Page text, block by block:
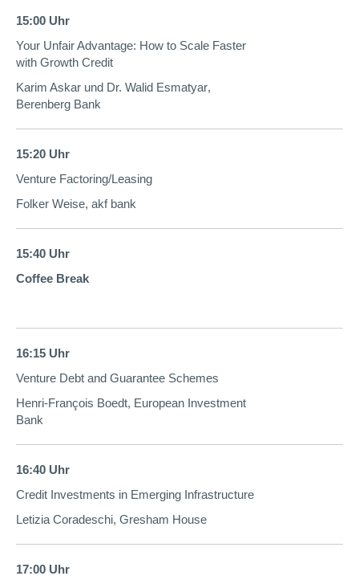
15:00 Uhr
Your Unfair Advantage: How to Scale Faster
with Growth Credit
Karim Askar und Dr. Walid Esmatyar,
Berenberg Bank
15:20 Uhr
Venture Factoring/Leasing
Folker Weise, akf bank
15:40 Uhr
Coffee Break
16:15 Uhr
Venture Debt and Guarantee Schemes
Henri-François Boedt, European Investment
Bank
16:40 Uhr
Credit Investments in Emerging Infrastructure
Letizia Coradeschi, Gresham House
17:00 Uhr